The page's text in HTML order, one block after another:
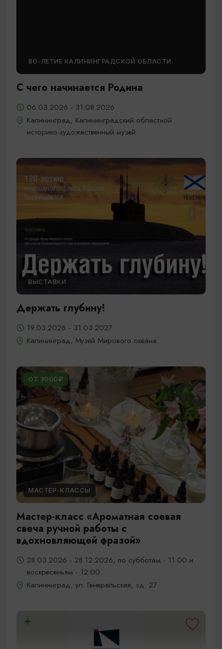
80-ЛЕТИЕ КАЛИНИНГРАДСКОЙ ОБЛАСТИ
С чего начинается Родина
06.03.2026 - 31.08.2026
Калининград, Калининградский областной
историко-художественный музей
ВЫСТАВКИ
Держать глубину!
19.03.2026 - 31.03.2027
Калининград, Музей Мирового океана
ОТ 3000₽
МАСТЕР-КЛАССЫ
Мастер-класс «Ароматная соевая
свеча ручной работы с
вдохновляющей фразой»
28.03.2026 - 28.12.2026, по субботам - 11:00 и
воскресеньям - 12:00
Калининград, ул. Генеральская, зд. 27